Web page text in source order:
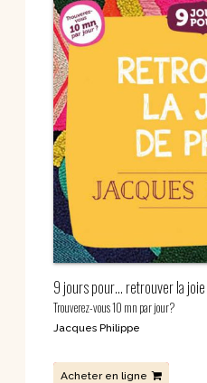
9 jours pour… retrouver la
Trouverez-vous 10 mn par jour?
Jacques Philippe
Acheter en ligne